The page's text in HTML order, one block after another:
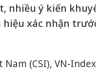
nhiều ý kiến
xác nhận
Nam (CSI), VN-